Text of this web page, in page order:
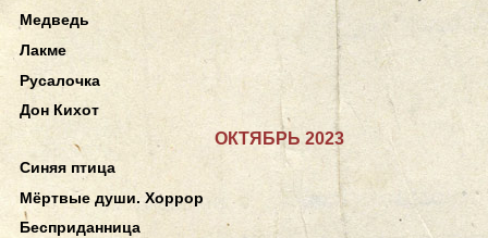
Медведь
Лакме
Русалочка
Дон Кихот
ОКТЯБРЬ 2023
Синяя птица
Мёртвые души. Хоррор
Бесприданница